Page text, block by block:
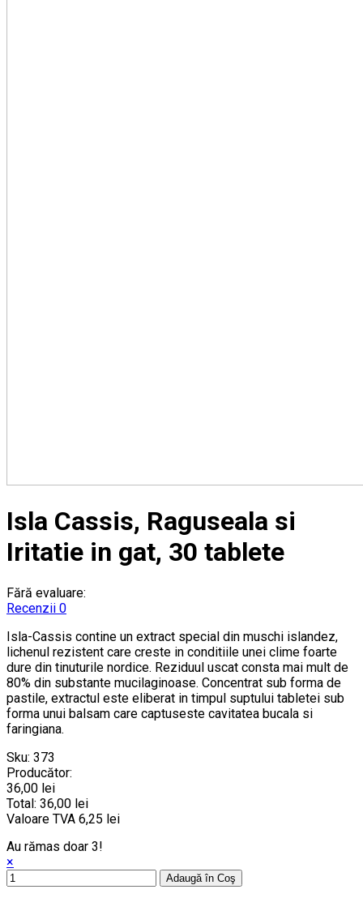
Isla Cassis, Raguseala si
Iritatie in gat, 30 tablete
Fără evaluare:
Recenzii 0
Isla-Cassis contine un extract special din muschi islandez,
lichenul rezistent care creste in conditiile unei clime foarte
dure din tinuturile nordice. Reziduul uscat consta mai mult de
80% din substante mucilaginoase. Concentrat sub forma de
pastile, extractul este eliberat in timpul suptului tabletei sub
forma unui balsam care captuseste cavitatea bucala si
faringiana.
Sku: 373
Producător:
36,00 lei
Total: 36,00 lei
Valoare TVA 6,25 lei
Au rămas doar 3!
×
Adaugă în Coş